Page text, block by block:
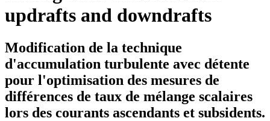
updrafts and downdrafts
Modification de la technique
d'accumulation turbulente avec détente
pour l'optimisation des mesures de
différences de taux de mélange scalaires
lors des courants ascendants et subsidents.